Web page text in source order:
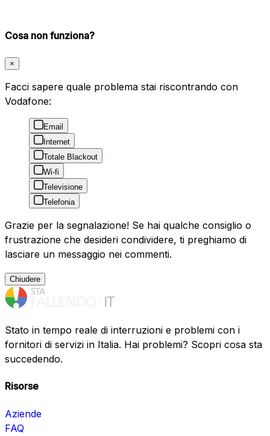
Cosa non funziona?
×
Facci sapere quale problema stai riscontrando con
Vodafone:
Email
Internet
Totale Blackout
Wi-fi
Televisione
Telefonia
Grazie per la segnalazione! Se hai qualche consiglio o
frustrazione che desideri condividere, ti preghiamo di
lasciare un messaggio nei commenti.
Chiudere
Stato in tempo reale di interruzioni e problemi con i
fornitori di servizi in Italia. Hai problemi? Scopri cosa sta
succedendo.
Risorse
Aziende
FAQ